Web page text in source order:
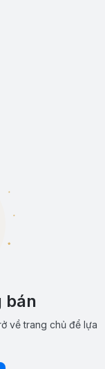
bán
về trang chủ để lựa